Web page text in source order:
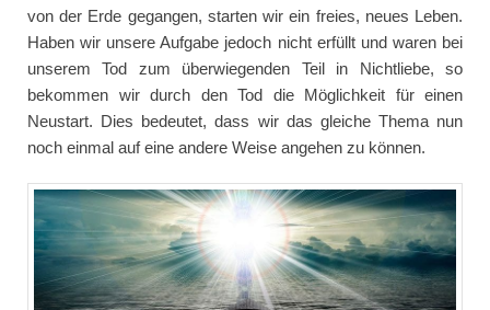
von der Erde gegangen, starten wir ein freies, neues Leben.
Haben wir unsere Aufgabe jedoch nicht erfüllt und waren bei
unserem Tod zum überwiegenden Teil in Nichtliebe, so
bekommen wir durch den Tod die Möglichkeit für einen
Neustart. Dies bedeutet, dass wir das gleiche Thema nun
noch einmal auf eine andere Weise angehen zu können.